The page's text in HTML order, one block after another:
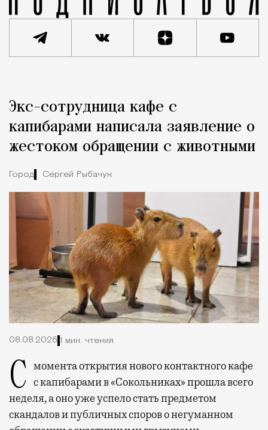
Город
Экс-сотрудница кафе с
капибарами написала заявление о
жестоком обращении с животными
Город Сергей Рыбачук
08.08.2026 1 мин. чтения
С момента открытия нового контактного кафе с капибарами в «Сокольниках» прошла всего
неделя, а оно уже успело стать предметом
скандалов и публичных споров о негуманном